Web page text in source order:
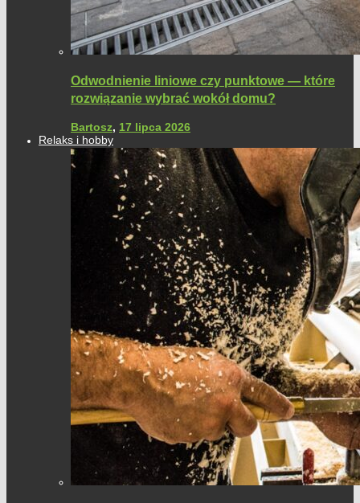
Odwodnienie liniowe czy punktowe — które
rozwiązanie wybrać wokół domu?
Bartosz, 17 lipca 2026
Relaks i hobby